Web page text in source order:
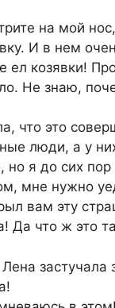
на мой
И в нем
ел козявки!
Не знаю,
что это
люди, а у
но я до сих
мне нужно
вам эту
Да что ж это